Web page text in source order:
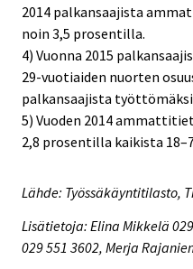
2014 palkansaajista
noin 3,5 prosentilla.
4) Vuonna 2015
29-vuotiaiden nuorten
palkansaajista
5) Vuoden 2014
2,8 prosentilla kaikista
Lähde: Työssäkäyntitilasto,
Lisätietoja: Elina Mikkelä
029 551 3602, Merja